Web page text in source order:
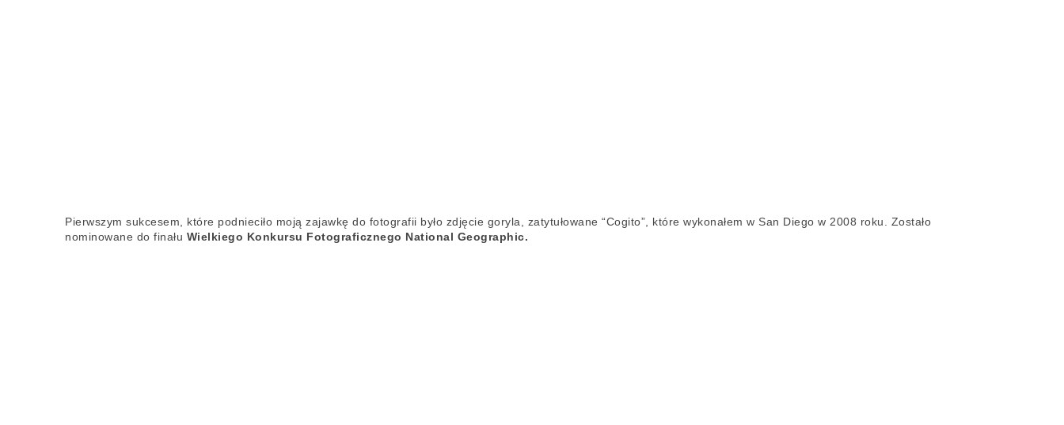
Pierwszym sukcesem, które podnieciło moją zajawkę do fotografii było zdjęcie goryla, zatytułowane “Cogito”, które wykonałem w San Diego w 2008 roku. Zostało
nominowane do finału Wielkiego Konkursu Fotograficznego National Geographic.